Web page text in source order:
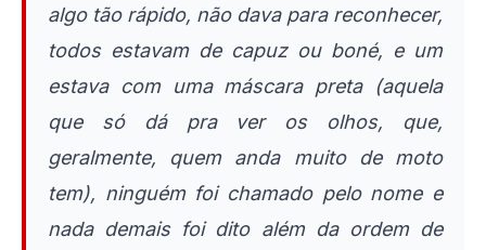
algo tão rápido, não dava para reconhecer,
todos estavam de capuz ou boné, e um
estava com uma máscara preta (aquela
que só dá pra ver os olhos, que,
geralmente, quem anda muito de moto
tem), ninguém foi chamado pelo nome e
nada demais foi dito além da ordem de